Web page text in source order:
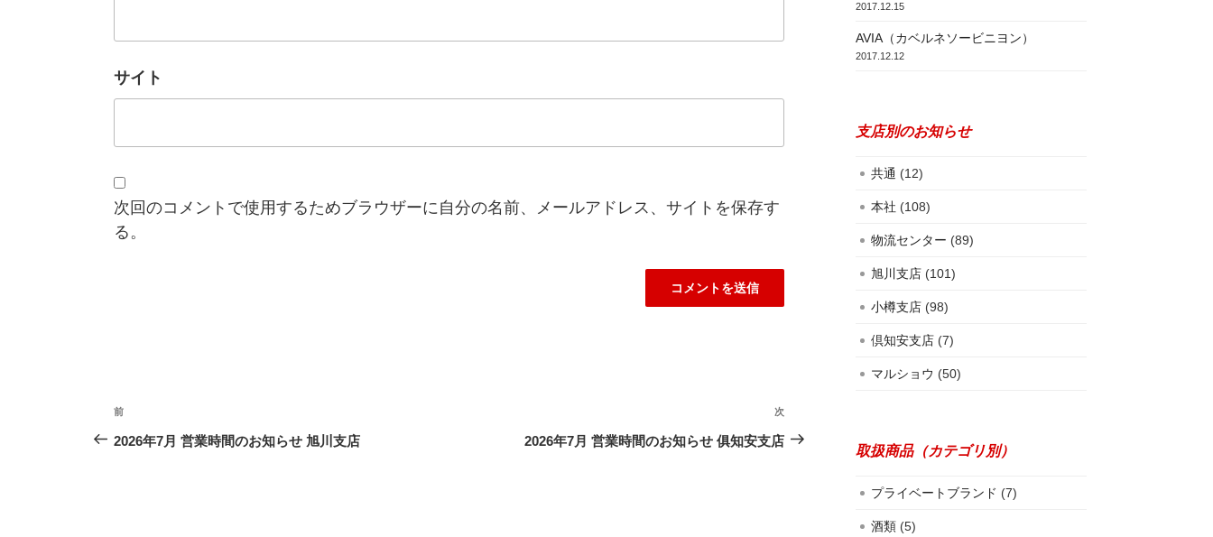
サイト
次回のコメントで使用するためブラウザーに自分の名前、メールアドレス、サイトを保存す
る。
投
過
去
前
2026年7月 営業時間のお知らせ 旭川支店
次
の
次
2026年7月 営業時間のお知らせ 俱知安支店
2017.12.15
AVIA（カベルネソービニヨン）
2017.12.12
支店別のお知らせ
共通 (12)
本社 (108)
物流センター (89)
旭川支店 (101)
小樽支店 (98)
倶知安支店 (7)
マルショウ (50)
取扱商品（カテゴリ別）
プライベートブランド (7)
酒類 (5)